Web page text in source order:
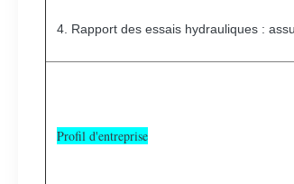
4. Rapport des essais hydrauliques :
Profil d'entreprise